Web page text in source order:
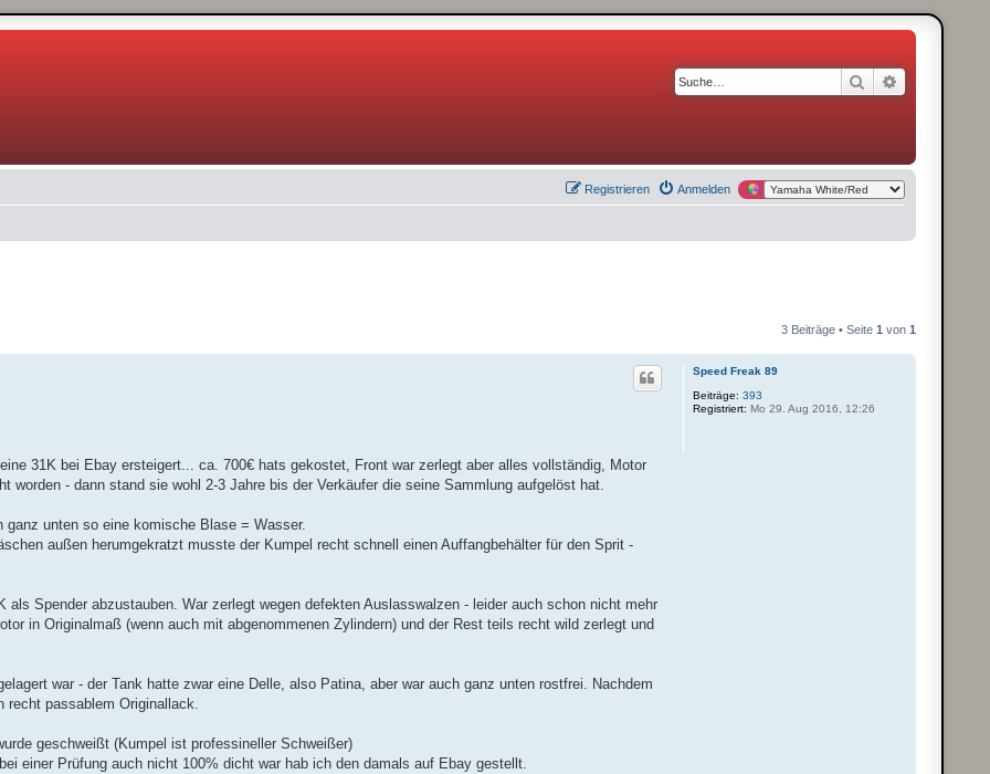
Suche
Anmelden
Registrieren
3 Beiträge • Seite 1 von 1
Speed Freak 89
Beiträge: 393
Registriert: Mo 29. Aug 2016, 12:26
31K bei Ebay ersteigert... ca. 700€ hats gekostet, Front war zerlegt aber alles vollständig, Motor
worden - dann stand sie wohl 2-3 Jahre bis der Verkäufer die seine Sammlung aufgelöst hat.
unten so eine komische Blase = Wasser.
außen herumgekratzt musste der Kumpel recht schnell einen Auffangbehälter für den Sprit -
Spender abzustauben. War zerlegt wegen defekten Auslasswalzen - leider auch schon nicht mehr
in Originalmaß (wenn auch mit abgenommenen Zylindern) und der Rest teils recht wild zerlegt und
war - der Tank hatte zwar eine Delle, also Patina, aber war auch ganz unten rostfrei. Nachdem
passablem Originallack.
geschweißt (Kumpel ist professineller Schweißer)
einer Prüfung auch nicht 100% dicht war hab ich den damals auf Ebay gestellt.